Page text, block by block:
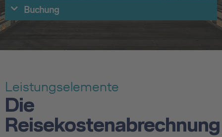
Buchung
Leistungselemente
Die
Reisekostenabrechnung